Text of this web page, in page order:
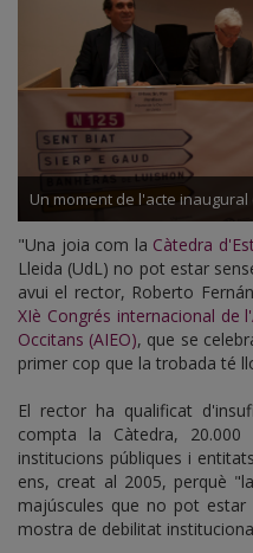
Un moment de l'acte inaugural
"Una joia com la Càtedra
Lleida (UdL) no pot estar
avui el rector, Roberto
XIè Congrés internacional de
Occitans (AIEO), que se
primer cop que la trobada té
El rector ha qualificat
compta la Càtedra,
institucions públiques i
ens, creat al 2005, perquè
majúscules que no pot
mostra de debilitat